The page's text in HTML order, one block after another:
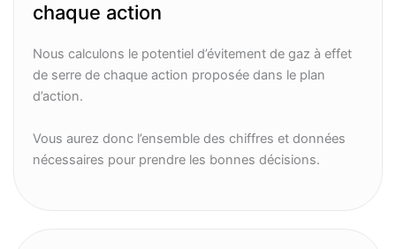
chaque action
Nous calculons le potentiel d’évitement de gaz à effet
de serre de chaque action proposée dans le plan
d’action.
Vous aurez donc l’ensemble des chiffres et données
nécessaires pour prendre les bonnes décisions.